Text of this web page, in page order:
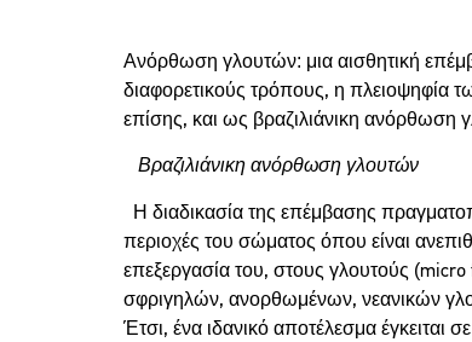
Ανόρθωση γλουτών: μια αισθητική
διαφορετικούς τρόπους, η πλειοψηφία
επίσης, και ως βραζιλιάνικη ανόρθωση
Βραζιλιάνικη ανόρθωση γλουτών
Η διαδικασία της επέμβασης
περιοχές του σώματος όπου είναι
επεξεργασία του, στους γλουτούς
σφριγηλών, ανορθωμένων, νεανικών
Έτσι, ένα ιδανικό αποτέλεσμα